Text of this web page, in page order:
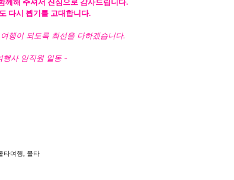
께해 주셔서 진심으로 감사드립니다.
다시 뵙기를 고대합니다.
행이 되도록 최선을 다하겠습니다.
행사 임직원 일동 -
타여행 몰타